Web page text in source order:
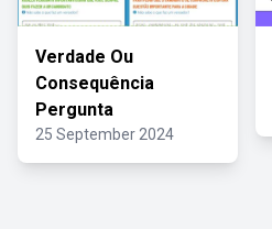
Verdade Ou
Consequência
Pergunta
25 September 2024